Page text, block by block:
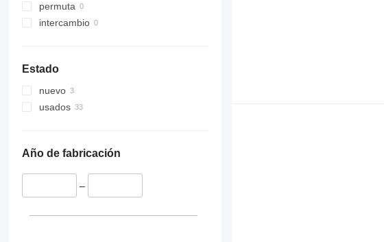
permuta
intercambio
Estado
nuevo
usados
Año de fabricación
–